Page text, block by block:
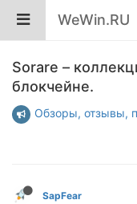
WeWin.RU
Sorare –
блокчейне.
Обзоры, отзывы,
SapFear